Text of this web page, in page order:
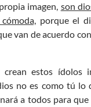
imagen, son
porque el
van de acuerdo
crean estos ídolos
no es como tú lo
a todos para que